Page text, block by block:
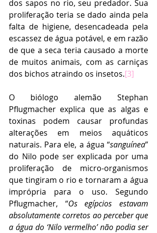
dos sapos no rio, seu predador. Sua
proliferação teria se dado ainda pela
falta de higiene, desencadeada pela
escassez de água potável, e em razão
de que a seca teria causado a morte
de muitos animais, com as carniças
dos bichos atraindo os insetos.[3]
O biólogo alemão Stephan
Pflugmacher explica que as algas e
toxinas podem causar profundas
alterações em meios aquáticos
naturais. Para ele, a água “sanguínea”
do Nilo pode ser explicada por uma
proliferação de micro-organismos
que tingiram o rio e tornaram a água
imprópria para o uso. Segundo
Pflugmacher, “Os egípcios estavam
absolutamente corretos ao perceber que
a água do ‘Nilo vermelho’ não podia ser